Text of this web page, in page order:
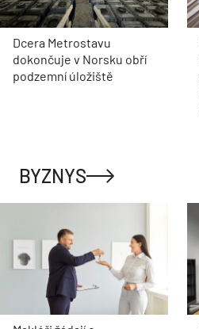
Dcera Metrostavu
dokončuje v Norsku obří
podzemní úložiště
BYZNYS